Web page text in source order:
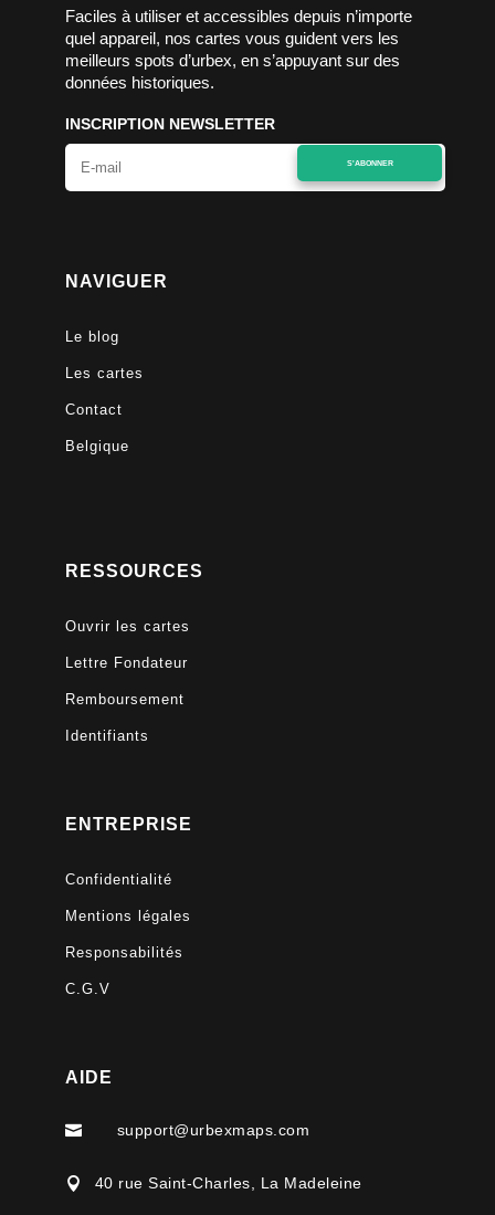
Faciles à utiliser et accessibles depuis n’importe
quel appareil, nos cartes vous guident vers les
meilleurs spots d’urbex, en s’appuyant sur des
données historiques.
INSCRIPTION NEWSLETTER
S'ABONNER
NAVIGUER
Le blog
Les cartes
Contact
Belgique
RESSOURCES
Ouvrir les cartes
Lettre Fondateur
Remboursement
Identifiants
ENTREPRISE
Confidentialité
Mentions légales
Responsabilités
C.G.V
AIDE
 support@urbexmaps.com
 40 rue Saint-Charles, La Madeleine